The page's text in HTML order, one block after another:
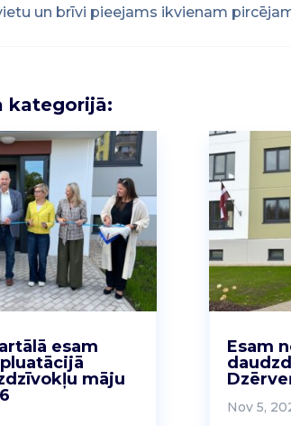
un brīvi pieejams ikvienam
kategorijā:
esam
māju
Esam
Nov 5,